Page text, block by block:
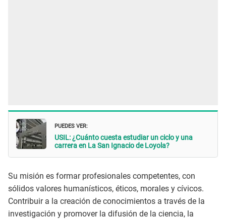
PUEDES VER:
USIL: ¿Cuánto cuesta estudiar un ciclo y una
carrera en La San Ignacio de Loyola?
Su misión es formar profesionales competentes, con
sólidos valores humanísticos, éticos, morales y cívicos.
Contribuir a la creación de conocimientos a través de la
investigación y promover la difusión de la ciencia, la